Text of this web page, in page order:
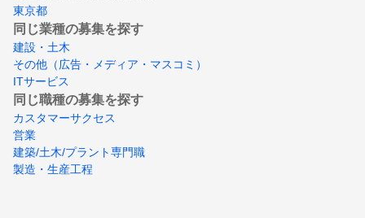
東京都
同じ業種の募集を探す
建設・土木
その他（広告・メディア・マスコミ）
ITサービス
同じ職種の募集を探す
カスタマーサクセス
営業
建築/土木/プラント専門職
製造・生産工程